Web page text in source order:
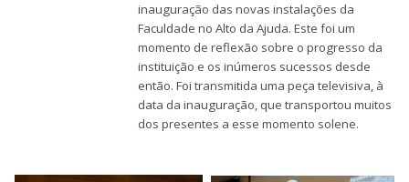
inauguração das novas instalações da
Faculdade no Alto da Ajuda. Este foi um
momento de reflexão sobre o progresso da
instituição e os inúmeros sucessos desde
então. Foi transmitida uma peça televisiva, à
data da inauguração, que transportou muitos
dos presentes a esse momento solene.